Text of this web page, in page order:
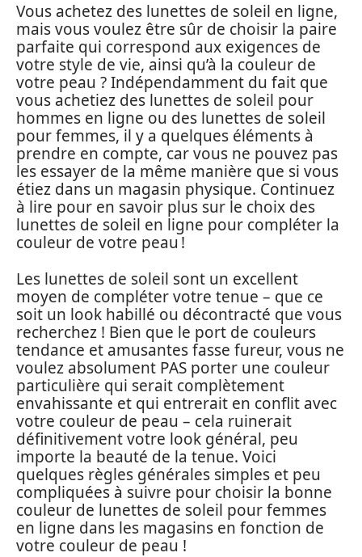
Vous achetez des lunettes de soleil en ligne,
mais vous voulez être sûr de choisir la paire
parfaite qui correspond aux exigences de
votre style de vie, ainsi qu’à la couleur de
votre peau ? Indépendamment du fait que
vous achetiez des lunettes de soleil pour
hommes en ligne ou des lunettes de soleil
pour femmes, il y a quelques éléments à
prendre en compte, car vous ne pouvez pas
les essayer de la même manière que si vous
étiez dans un magasin physique. Continuez
à lire pour en savoir plus sur le choix des
lunettes de soleil en ligne pour compléter la
couleur de votre peau !
Les lunettes de soleil sont un excellent
moyen de compléter votre tenue – que ce
soit un look habillé ou décontracté que vous
recherchez ! Bien que le port de couleurs
tendance et amusantes fasse fureur, vous ne
voulez absolument PAS porter une couleur
particulière qui serait complètement
envahissante et qui entrerait en conflit avec
votre couleur de peau – cela ruinerait
définitivement votre look général, peu
importe la beauté de la tenue. Voici
quelques règles générales simples et peu
compliquées à suivre pour choisir la bonne
couleur de lunettes de soleil pour femmes
en ligne dans les magasins en fonction de
votre couleur de peau !